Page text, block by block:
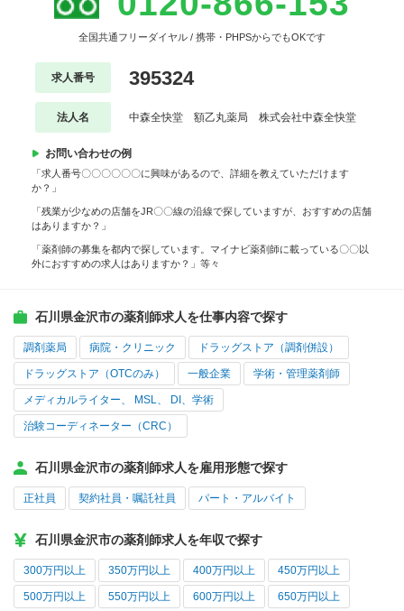
全国共通フリーダイヤル / 携帯・PHPSからでもOKです
求人番号 395324
法人名 中森全快堂 額乙丸薬局 株式会社中森全快堂
お問い合わせの例
「求人番号〇〇〇〇〇〇に興味があるので、詳細を教えていただけます
か？」
「残業が少なめの店舗をJR〇〇線の沿線で探していますが、おすすめの店舗
はありますか？」
「薬剤師の募集を都内で探しています。マイナビ薬剤師に載っている〇〇以
外におすすめの求人はありますか？」等々
石川県金沢市の薬剤師求人を仕事内容で探す
調剤薬局 病院・クリニック ドラッグストア（調剤併設）
ドラッグストア（OTCのみ） 一般企業 学術・管理薬剤師
メディカルライター、 MSL、 DI、学術
治験コーディネーター（CRC）
石川県金沢市の薬剤師求人を雇用形態で探す
正社員 契約社員・嘱託社員 パート・アルバイト
石川県金沢市の薬剤師求人を年収で探す
300万円以上 350万円以上 400万円以上 450万円以上
500万円以上 550万円以上 600万円以上 650万円以上